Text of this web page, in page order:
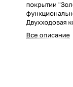
покрытии
Двухходовая
более
Все описание